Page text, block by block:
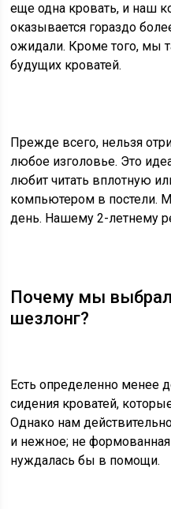
еще одна кровать, и наш
оказывается гораздо
ожидали. Кроме того, мы
будущих кроватей.
Прежде всего, нельзя
любое изголовье. Это
любит читать вплотную
компьютером в постели.
день. Нашему 2-летнему
Почему мы
шезлонг?
Есть определенно менее
сидения кроватей,
Однако нам
и нежное; не
нуждалась бы в помощи.